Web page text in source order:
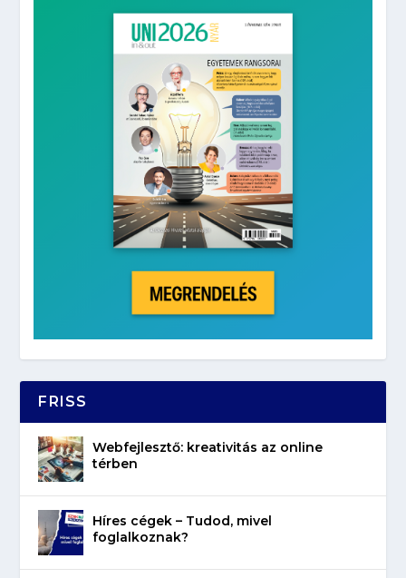
FRISS
Webfejlesztő: kreativitás az online
térben
Híres cégek – Tudod, mivel
foglalkoznak?